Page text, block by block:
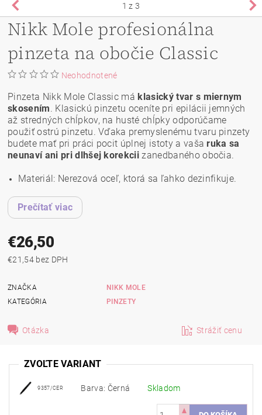
1 z 3
Nikk Mole profesionálna
pinzeta na obočie Classic
Neohodnotené
Pinzeta Nikk Mole Classic má klasický tvar s miernym
skosením. Klasickú pinzetu oceníte pri epilácii jemných
až stredných chĺpkov, na husté chĺpky odporúčame
použiť ostrú pinzetu. Vďaka premyslenému tvaru pinzety
budete mať pri práci pocit úplnej istoty a vaša ruka sa
neunaví ani pri dlhšej korekcii zanedbaného obočia.
Materiál: Nerezová oceľ, ktorá sa ľahko dezinfikuje.
Prečítať viac
€26,50
€21,54 bez DPH
ZNAČKA
NIKK MOLE
KATEGÓRIA
PINZETY
Otázka Strážiť cenu
ZVOĽTE VARIANT
9357/CER Barva: Černá Skladom